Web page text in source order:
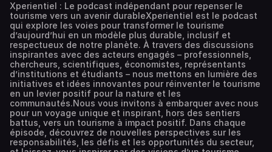
Xperientiel : Le podcast indépendant pour repenser le
tourisme vers un avenir durableXperientiel est le podcast
qui explore les voies pour transformer le tourisme
d’aujourd’hui en un modèle plus durable, inclusif et
respectueux de notre planète. À travers des discussions
inspirantes avec des acteurs engagés – professionnels,
chercheurs, scientifiques, économistes, représentants
d’institutions et étudiants – nous mettons en lumière des
initiatives et idées innovantes pour réinventer le tourisme
en un levier positif pour la nature et les
communautés.Nous vous invitons à embarquer avec nous
pour un voyage unique et inspirant, hors des sentiers
battus, vers un tourisme à impact positif. Dans chaque
épisode, découvrez de nouvelles perspectives sur les
responsabilités, les défis et les opportunités du secteur,